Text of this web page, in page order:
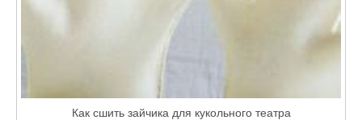
Как сшить зайчика для кукольного театра